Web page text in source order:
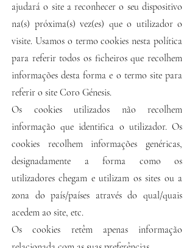
ajudará o site a reconhecer o seu dispositivo
na(s) próxima(s) vez(es) que o utilizador o
visite. Usamos o termo cookies nesta política
para referir todos os ficheiros que recolhem
informações desta forma e o termo site para
referir o site Coro Génesis.
Os cookies utilizados não recolhem
informação que identifica o utilizador. Os
cookies recolhem informações genéricas,
designadamente a forma como os
utilizadores chegam e utilizam os sites ou a
zona do país/países através do qual/quais
acedem ao site, etc.
Os cookies retêm apenas informação